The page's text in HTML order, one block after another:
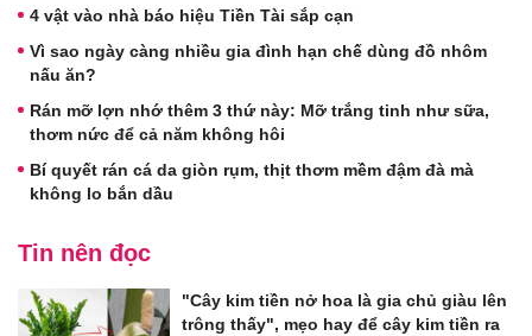
4 vật vào nhà báo hiệu Tiền Tài sắp cạn
Vì sao ngày càng nhiều gia đình hạn chế dùng đồ nhôm
nấu ăn?
Rán mỡ lợn nhớ thêm 3 thứ này: Mỡ trắng tinh như sữa,
thơm nức để cả năm không hôi
Bí quyết rán cá da giòn rụm, thịt thơm mềm đậm đà mà
không lo bắn dầu
Tin nên đọc
"Cây kim tiền nở hoa là gia chủ giàu lên
trông thấy", mẹo hay để cây kim tiền ra